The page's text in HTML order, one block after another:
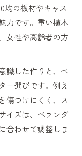
均の板材やキャス
力です。重い植木
女性や高齢者の方
識した作りと、ベ
ー選びです。例え
傷つけにくく、ス
イズは、ベランダ
合わせて調整しま